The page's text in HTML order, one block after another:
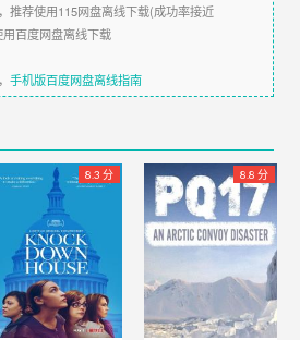
推荐使用115网盘离线下载(成功率接近
百度网盘离线下载
手机版百度网盘离线指南
8.3 分 8.8 分